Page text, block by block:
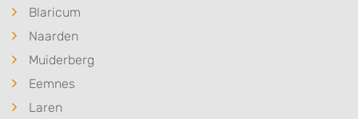
Blaricum
Naarden
Muiderberg
Eemnes
Laren